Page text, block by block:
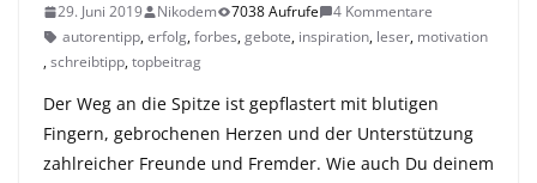
29. Juni 2019 Nikodem 7038 Aufrufe
4 Kommentare
autorentipp,erfolg,forbes,gebote, inspiration, leser, motivation
,schreibtipp,topbeitrag
Der Weg an die Spitze ist gepflastert mit blutigen
Fingern, gebrochenen Herzen und der Unterstützung
zahlreicher Freunde und Fremder. Wie auch Du deinem